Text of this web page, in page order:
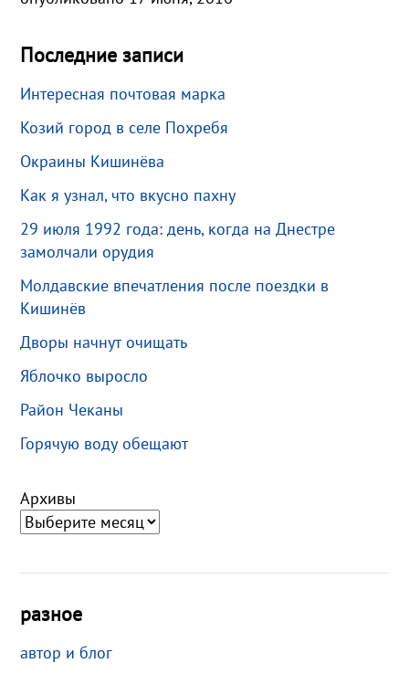
Последние записи
Интересная почтовая марка
Козий город в селе Похребя
Окраины Кишинёва
Как я узнал, что вкусно пахну
29 июля 1992 года: день, когда на Днестре
замолчали орудия
Молдавские впечатления после поездки в
Кишинёв
Дворы начнут очищать
Яблочко выросло
Район Чеканы
Горячую воду обещают
Архивы
разное
автор и блог